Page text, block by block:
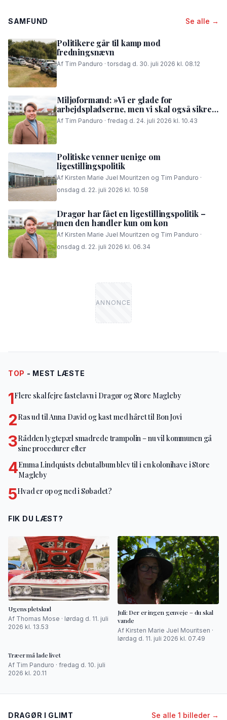
SAMFUND Se alle →
Politikere går til kamp mod
fredningsnævn
Af Tim Panduro · torsdag d. 30. juli 2026 kl. 08.12
Miljøformand: »Vi er glade for
arbejdspladserne, men vi skal også sikre,
at folk i området kan få en god nattesøvn«
Af Tim Panduro · fredag d. 24. juli 2026 kl. 10.43
Politiske venner uenige om
ligestillingspolitik
Af Kirsten Marie Juel Mouritzen og Tim Panduro ·
onsdag d. 22. juli 2026 kl. 10.58
Dragør har fået en ligestillingspolitik –
men den handler kun om køn
Af Kirsten Marie Juel Mouritzen og Tim Panduro ·
onsdag d. 22. juli 2026 kl. 06.34
TOP - MEST LÆSTE
1Flere skal fejre fastelavn i Dragør og Store Magleby
2Ras ud til Anna David og kast med håret til Bon Jovi
3Rådden lygtepæl smadrede trampolin – nu vil kommunen gå
sine procedurer efter
4Emma Lindquists debutalbum blev til i en kolonihave i Store
Magleby
5Hvad er op og ned i Søbadet?
FIK DU LÆST?
Ugens pletskud
Af Thomas Mose · lørdag d. 11. juli
2026 kl. 13.53
Juli: Der er ingen genveje – du skal
vande
Af Kirsten Marie Juel Mouritsen ·
lørdag d. 11. juli 2026 kl. 07.49
Træer må lade livet
Af Tim Panduro · fredag d. 10. juli
2026 kl. 20.11
DRAGØR I GLIMT Se alle 1 billeder →